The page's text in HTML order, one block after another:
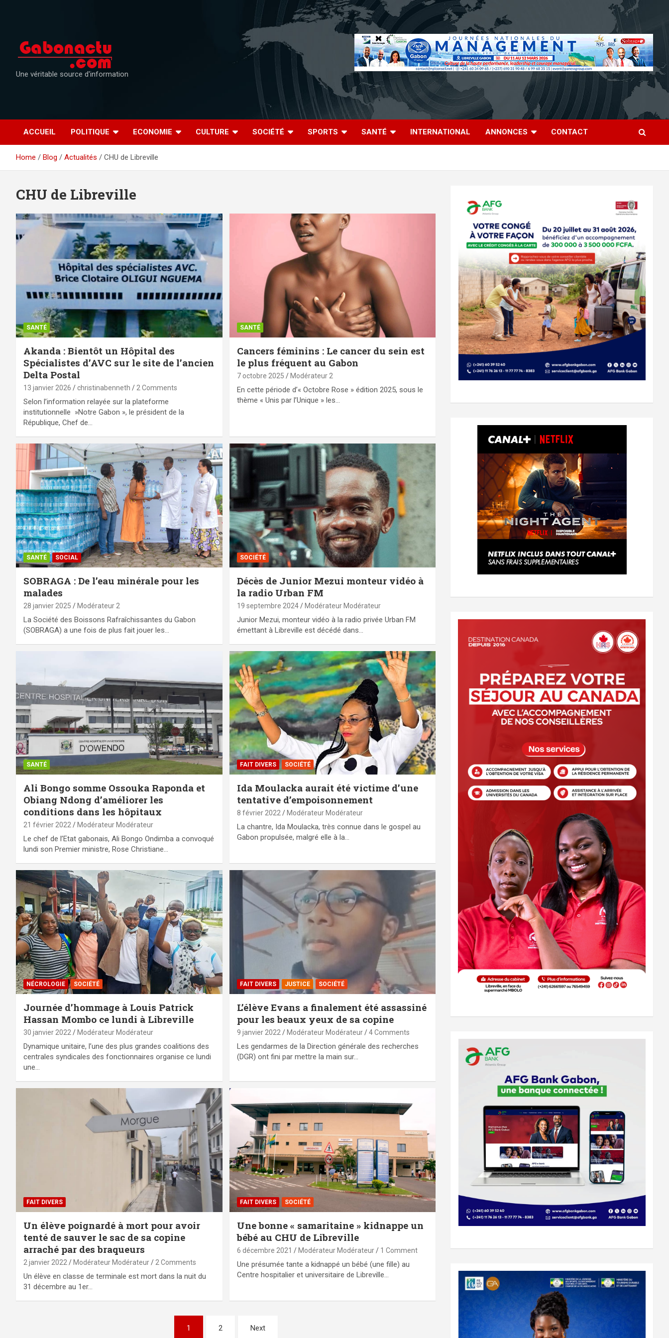
Une véritable source d'information
ACCUEIL POLITIQUE ECONOMIE CULTURE SOCIÉTÉ SPORTS SANTÉ INTERNATIONAL ANNONCES CONTACT
Home Blog Actualités CHU de Libreville
CHU de Libreville
SANTÉ
Akanda : Bientôt un Hôpital des
Spécialistes d’AVC sur le site de l’ancien
Delta Postal
13 janvier 2026 christinabenneth 2 Comments
Selon l’information relayée sur la plateforme
institutionnelle »Notre Gabon », le président de la
République, Chef de…
SANTÉ
Cancers féminins : Le cancer du sein est
le plus fréquent au Gabon
7 octobre 2025 Modérateur 2
En cette période d’« Octobre Rose » édition 2025, sous le
thème « Unis par l’Unique » les…
SANTÉ SOCIAL
SOBRAGA : De l’eau minérale pour les
malades
28 janvier 2025 Modérateur 2
La Société des Boissons Rafraîchissantes du Gabon
(SOBRAGA) a une fois de plus fait jouer les…
SOCIÉTÉ
Décès de Junior Mezui monteur vidéo à
la radio Urban FM
19 septembre 2024 Modérateur Modérateur
Junior Mezui, monteur vidéo à la radio privée Urban FM
émettant à Libreville est décédé dans…
SANTÉ
Ali Bongo somme Ossouka Raponda et
Obiang Ndong d’améliorer les
conditions dans les hôpitaux
21 février 2022 Modérateur Modérateur
Le chef de l’Etat gabonais, Ali Bongo Ondimba a convoqué
lundi son Premier ministre, Rose Christiane…
FAIT DIVERS SOCIÉTÉ
Ida Moulacka aurait été victime d’une
tentative d’empoisonnement
8 février 2022 Modérateur Modérateur
La chantre, Ida Moulacka, très connue dans le gospel au
Gabon propulsée, malgré elle à la…
NÉCROLOGIE SOCIÉTÉ
Journée d’hommage à Louis Patrick
Hassan Mombo ce lundi à Libreville
30 janvier 2022 Modérateur Modérateur
Dynamique unitaire, l’une des plus grandes coalitions des
centrales syndicales des fonctionnaires organise ce lundi
une…
FAIT DIVERS JUSTICE SOCIÉTÉ
L’élève Evans a finalement été assassiné
pour les beaux yeux de sa copine
9 janvier 2022 Modérateur Modérateur 4 Comments
Les gendarmes de la Direction générale des recherches
(DGR) ont fini par mettre la main sur…
FAIT DIVERS
Un élève poignardé à mort pour avoir
tenté de sauver le sac de sa copine
arraché par des braqueurs
2 janvier 2022 Modérateur Modérateur 2 Comments
Un élève en classe de terminale est mort dans la nuit du
31 décembre au 1er…
FAIT DIVERS SOCIÉTÉ
Une bonne « samaritaine » kidnappe un
bébé au CHU de Libreville
6 décembre 2021 Modérateur Modérateur 1 Comment
Une présumée tante a kidnappé un bébé (une fille) au
Centre hospitalier et universitaire de Libreville…
1 2 Next